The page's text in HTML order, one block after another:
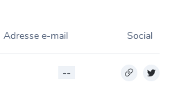
Adresse e-mail Social
--